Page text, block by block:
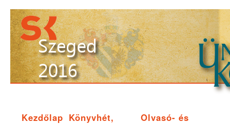
Kezdőlap Könyvhét,
Olvasó- és